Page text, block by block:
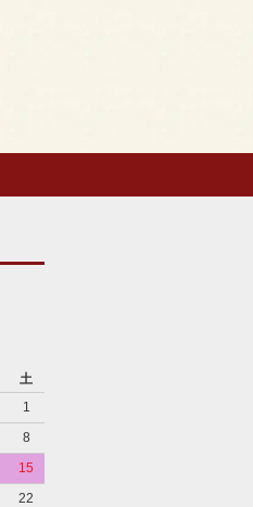
土
1
8
15
22